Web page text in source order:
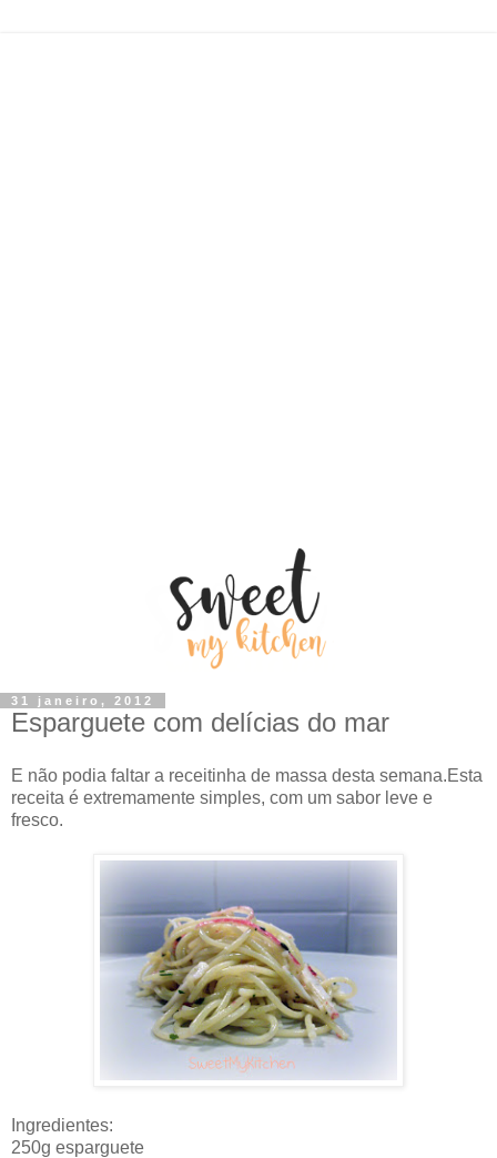
31 janeiro, 2012
Esparguete com delícias do mar
E não podia faltar a receitinha de massa desta semana.Esta
receita é extremamente simples, com um sabor leve e
fresco.
Ingredientes:
250g esparguete